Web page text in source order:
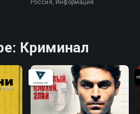
Россия, Информация
Криминал